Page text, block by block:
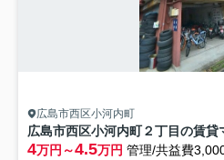
広島市西区小河内町
広島市西区小河内町２丁目の賃貸
4万円～4.5万円 管理/共益費